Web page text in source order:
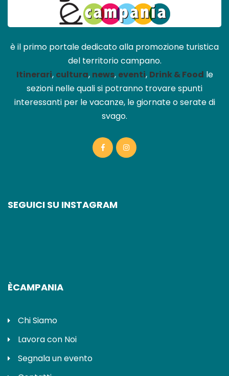
è il primo portale dedicato alla promozione turistica
del territorio campano.
Itinerari, cultura, news, eventi, Drink & Food le
sezioni nelle quali si potranno trovare spunti
interessanti per le vacanze, le giornate o serate di
svago.
SEGUICI SU INSTAGRAM
ÈCAMPANIA
Chi Siamo
Lavora con Noi
Segnala un evento